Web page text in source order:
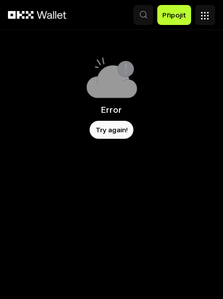
Připojit
Error
Try again!